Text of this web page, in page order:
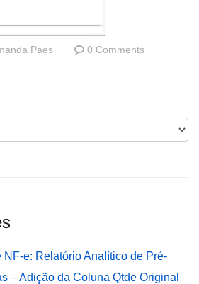
Paes 0 Comments
NF-e: Relatório Analítico de Pré-
– Adição da Coluna Qtde Original